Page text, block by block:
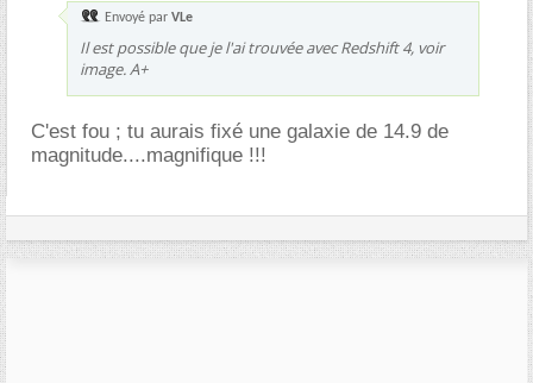
Envoyé par VLe
Il est possible que je l'ai trouvée avec Redshift 4, voir
image. A+
C'est fou ; tu aurais fixé une galaxie de 14.9 de
magnitude....magnifique !!!